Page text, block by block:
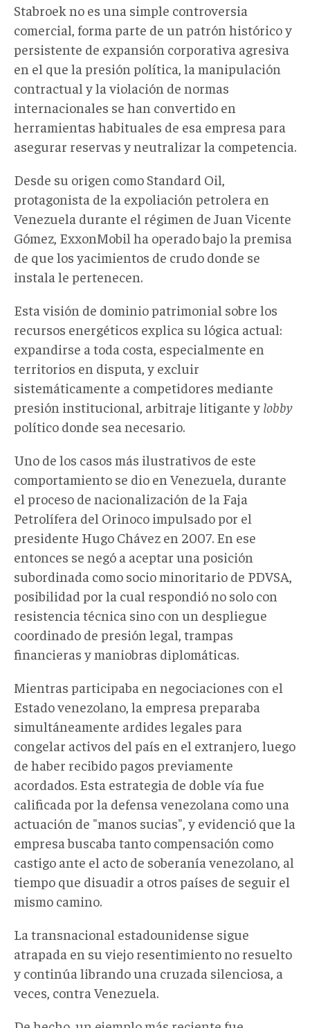
Stabroek no es una simple controversia
comercial, forma parte de un patrón histórico y
persistente de expansión corporativa agresiva
en el que la presión política, la manipulación
contractual y la violación de normas
internacionales se han convertido en
herramientas habituales de esa empresa para
asegurar reservas y neutralizar la competencia.
Desde su origen como Standard Oil,
protagonista de la expoliación petrolera en
Venezuela durante el régimen de Juan Vicente
Gómez, ExxonMobil ha operado bajo la premisa
de que los yacimientos de crudo donde se
instala le pertenecen.
Esta visión de dominio patrimonial sobre los
recursos energéticos explica su lógica actual:
expandirse a toda costa, especialmente en
territorios en disputa, y excluir
sistemáticamente a competidores mediante
presión institucional, arbitraje litigante y lobby
político donde sea necesario.
Uno de los casos más ilustrativos de este
comportamiento se dio en Venezuela, durante
el proceso de nacionalización de la Faja
Petrolífera del Orinoco impulsado por el
presidente Hugo Chávez en 2007. En ese
entonces se negó a aceptar una posición
subordinada como socio minoritario de PDVSA,
posibilidad por la cual respondió no solo con
resistencia técnica sino con un despliegue
coordinado de presión legal, trampas
financieras ymaniobras diplomáticas.
Mientras participaba en negociaciones con el
Estado venezolano, la empresa preparaba
simultáneamente ardides legales para
congelar activos del país en el extranjero, luego
de haber recibido pagos previamente
acordados. Esta estrategia de doble vía fue
calificada por la defensa venezolana como una
actuación de "manos sucias", y evidenció que la
empresa buscaba tanto compensación como
castigo ante el acto de soberanía venezolano, al
tiempo que disuadir a otros países de seguir el
mismo camino.
La transnacional estadounidense sigue
atrapada en su viejo resentimiento no resuelto
y continúa librando una cruzada silenciosa , a
veces, contra Venezuela.